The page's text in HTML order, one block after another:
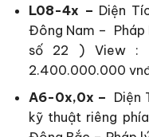
L08-4x – Diện
Đông Nam – Pháp
số 22 ) View :
2.400.000.000
A6-0x,0x – Diện
kỹ thuật riêng